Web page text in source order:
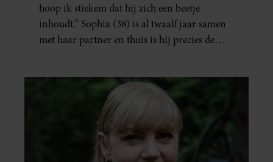
hoop ik stiekem dat hij zich een beetje
inhoudt.” Sophia (38) is al twaalf jaar samen
met haar partner en thuis is hij precies de
vaker schaamt zodra ze samen onder de